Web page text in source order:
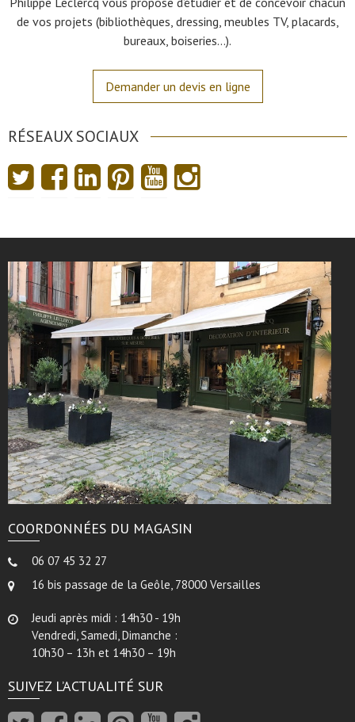
de vos projets (bibliothèques, dressing, meubles TV, placards,
bureaux, boiseries…).
Demander un devis en ligne
RÉSEAUX SOCIAUX
COORDONNÉES DU MAGASIN
06 07 45 32 27
16 bis passage de la Geôle, 78000 Versailles
Jeudi après midi : 14h30 - 19h
Vendredi, Samedi, Dimanche :
10h30 – 13h et 14h30 – 19h
SUIVEZ L’ACTUALITÉ SUR